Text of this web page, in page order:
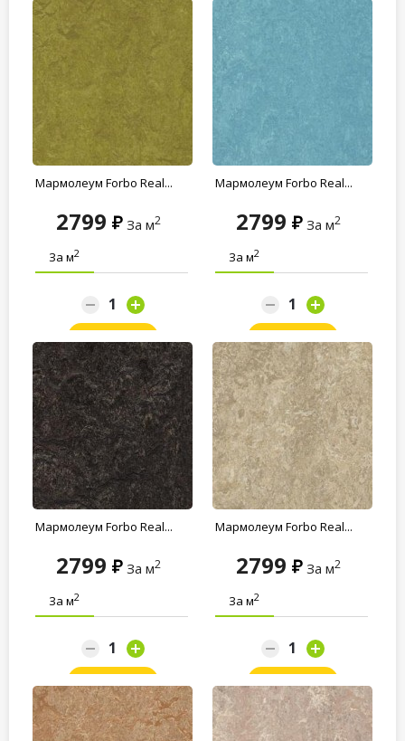
Мармолеум Forbo Real...
2799 За м2
За м2
Заказать
Мармолеум Forbo Real...
2799 За м2
За м2
Заказать
Мармолеум Forbo Real...
2799 За м2
За м2
Заказать
Мармолеум Forbo Real...
2799 За м2
За м2
Заказать